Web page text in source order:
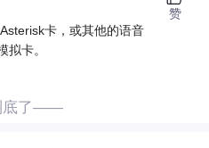
卡，或其他的语音
拟卡。
赞
了——